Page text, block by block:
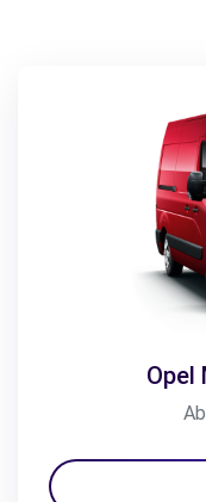
Opel
Ab